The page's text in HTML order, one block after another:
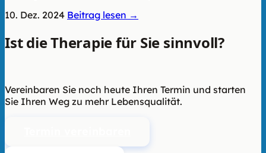
10. Dez. 2024 Beitrag lesen →
Ist die Therapie für Sie sinnvoll?
Vereinbaren Sie noch heute Ihren Termin und starten
Sie Ihren Weg zu mehr Lebensqualität.